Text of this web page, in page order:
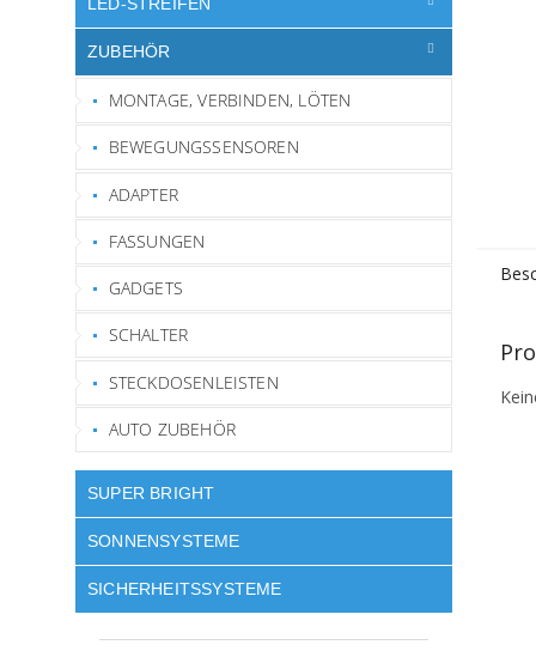
ZUBEHÖR
MONTAGE, VERBINDEN, LÖTEN
BEWEGUNGSSENSOREN
ADAPTER
FASSUNGEN
GADGETS
SCHALTER
STECKDOSENLEISTEN
AUTO ZUBEHÖR
SUPER BRIGHT
SONNENSYSTEME
SICHERHEITSSYSTEME